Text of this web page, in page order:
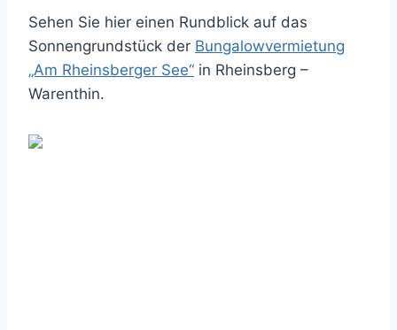
Sehen Sie hier einen Rundblick auf das
Sonnengrundstück der Bungalowvermietung
„Am Rheinsberger See“ in Rheinsberg –
Warenthin.